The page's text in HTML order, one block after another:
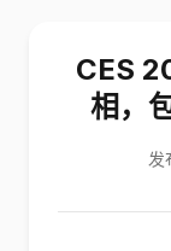
CES
相，
发